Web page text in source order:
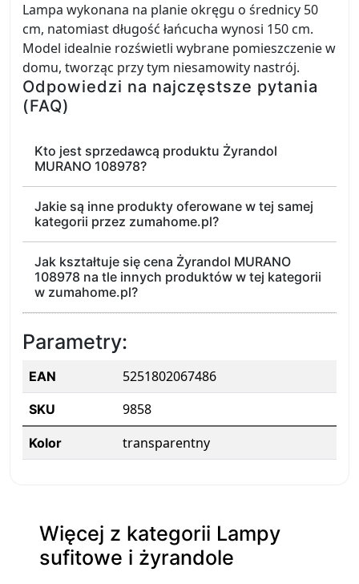
Lampa wykonana na planie okręgu o średnicy 50
cm, natomiast długość łańcucha wynosi 150 cm.
Model idealnie rozświetli wybrane pomieszczenie w
domu, tworząc przy tym niesamowity nastrój.
Odpowiedzi na najczęstsze pytania
(FAQ)
Kto jest sprzedawcą produktu Żyrandol
MURANO 108978?
Jakie są inne produkty oferowane w tej samej
kategorii przez zumahome.pl?
Jak kształtuje się cena Żyrandol MURANO
108978 na tle innych produktów w tej kategorii
w zumahome.pl?
Parametry:
EAN 5251802067486
SKU 9858
Kolor transparentny
Więcej z kategorii Lampy
sufitowe i żyrandole